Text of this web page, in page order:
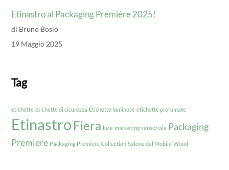
Etinastro al Packaging Première 2025!
di Bruno Bosio
19 Maggio 2025
Tag
etichette etichette di sicurezza Etichette luminose etichette profumate
Etinastro Fiera luce marketing sensoriale Packaging
Premiere Packaging Première Collection Salone del Mobile Wood